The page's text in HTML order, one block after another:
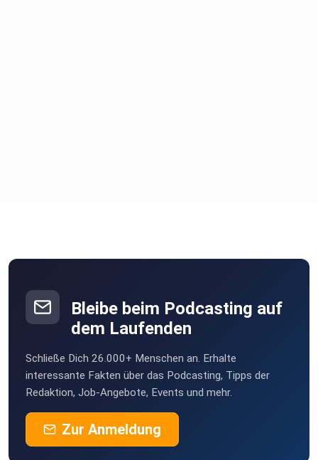
Bleibe beim Podcasting auf
dem Laufenden
Schließe Dich 26.000+ Menschen an. Erhalte
interessante Fakten über das Podcasting, Tipps der
Redaktion, Job-Angebote, Events und mehr.
Zur Anmeldung